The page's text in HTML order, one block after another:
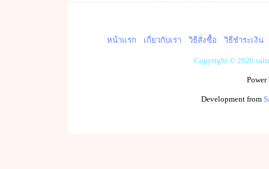
หน้าแรก เกี่ยวกับเรา วิธีสั่งซื้อ วิธีชำระเงิน
Copyright © 2026
Development from